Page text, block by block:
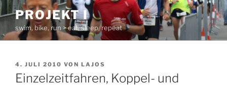
Zum
Inhalt
springen
PROJEKT I
swim, bike, run > eat, sleep, repeat
VERÖFFENTLICHT
AM
4. JULI 2010 VON LAJOS
Einzelzeitfahren, Koppel- und